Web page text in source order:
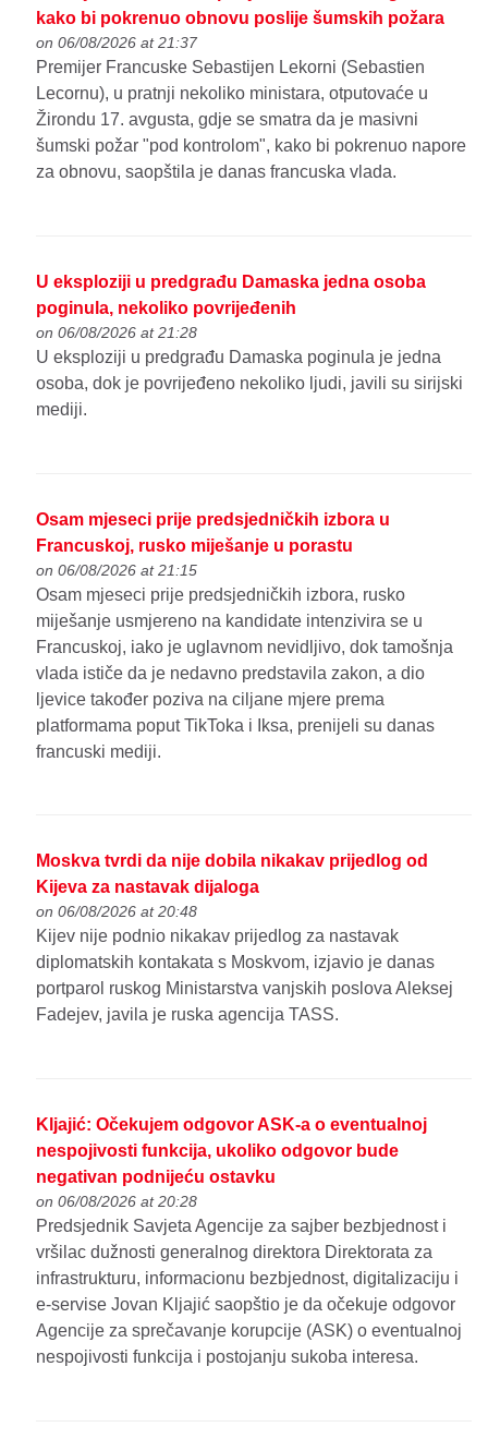
kako bi pokrenuo obnovu poslije šumskih požara
on 06/08/2026 at 21:37
Premijer Francuske Sebastijen Lekorni (Sebastien
Lecornu), u pratnji nekoliko ministara, otputovaće u
Žirondu 17. avgusta, gdje se smatra da je masivni
šumski požar "pod kontrolom", kako bi pokrenuo napore
za obnovu, saopštila je danas francuska vlada.
U eksploziji u predgrađu Damaska jedna osoba
poginula, nekoliko povrijeđenih
on 06/08/2026 at 21:28
U eksploziji u predgrađu Damaska poginula je jedna
osoba, dok je povrijeđeno nekoliko ljudi, javili su sirijski
mediji.
Osam mjeseci prije predsjedničkih izbora u
Francuskoj, rusko miješanje u porastu
on 06/08/2026 at 21:15
Osam mjeseci prije predsjedničkih izbora, rusko
miješanje usmjereno na kandidate intenzivira se u
Francuskoj, iako je uglavnom nevidljivo, dok tamošnja
vlada ističe da je nedavno predstavila zakon, a dio
ljevice također poziva na ciljane mjere prema
platformama poput TikToka i Iksa, prenijeli su danas
francuski mediji.
Moskva tvrdi da nije dobila nikakav prijedlog od
Kijeva za nastavak dijaloga
on 06/08/2026 at 20:48
Kijev nije podnio nikakav prijedlog za nastavak
diplomatskih kontakata s Moskvom, izjavio je danas
portparol ruskog Ministarstva vanjskih poslova Aleksej
Fadejev, javila je ruska agencija TASS.
Kljajić: Očekujem odgovor ASK-a o eventualnoj
nespojivosti funkcija, ukoliko odgovor bude
negativan podnijeću ostavku
on 06/08/2026 at 20:28
Predsjednik Savjeta Agencije za sajber bezbjednost i
vršilac dužnosti generalnog direktora Direktorata za
infrastrukturu, informacionu bezbjednost, digitalizaciju i
e-servise Jovan Kljajić saopštio je da očekuje odgovor
Agencije za sprečavanje korupcije (ASK) o eventualnoj
nespojivosti funkcija i postojanju sukoba interesa.